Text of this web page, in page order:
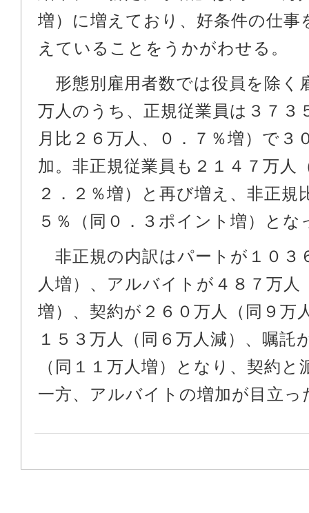
増）に増えており、好条件の仕事
えていることをうかがわせる。
形態別雇用者数では役員を除く
万人のうち、正規従業員は３７３
月比２６万人、０．７％増）で３
加。非正規従業員も２１４７万人
２．２％増）と再び増え、非正規
５％（同０．３ポイント増）とな
非正規の内訳はパートが１０３
人増）、アルバイトが４８７万人
増）、契約が２６０万人（同９万
１５３万人（同６万人減）、嘱託
（同１１万人増）となり、契約と
一方、アルバイトの増加が目立っ